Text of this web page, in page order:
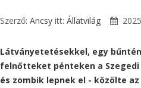
Szerző: Ancsy itt: Állatvilág
Látványetetésekkel, egy
felnőtteket pénteken a
és zombik lepnek el - közölte